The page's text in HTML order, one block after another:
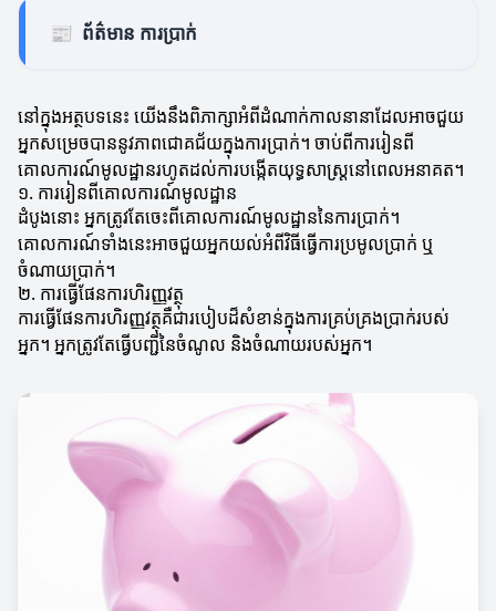
📰 ព័ត៌មាន ការប្រាក់
នៅក្នុងអត្ថបទនេះ យើងនឹងពិភាក្សាអំពីដំណាក់កាលនានាដែលអាចជួយ
អ្នកសម្រេចបាននូវភាពជោគជ័យក្នុងការប្រាក់។ ចាប់ពីការរៀនពី
គោលការណ៍មូលដ្ឋានរហូតដល់ការបង្កើតយុទ្ធសាស្ត្រនៅពេលអនាគត។
១. ការរៀនពីគោលការណ៍មូលដ្ឋាន
ដំបូងនោះ អ្នកត្រូវតែចេះពីគោលការណ៍មូលដ្ឋាននៃការប្រាក់។
គោលការណ៍ទាំងនេះអាចជួយអ្នកយល់អំពីវិធីធ្វើការប្រមូលប្រាក់ ឬ
ចំណាយប្រាក់។
២. ការធ្វើផែនការហិរញ្ញវត្ថុ
ការធ្វើផែនការហិរញ្ញវត្ថុគឺជារបៀបដ៏សំខាន់ក្នុងការគ្រប់គ្រងប្រាក់របស់
អ្នក។ អ្នកត្រូវតែធ្វើបញ្ជីនៃចំណូល និងចំណាយរបស់អ្នក។